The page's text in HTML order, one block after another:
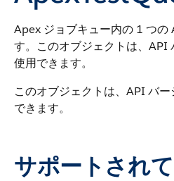
Apex ジョブキュー内の 1 つの
す。 このオブジェクトは、API
使用できます。
このオブジェクトは、API バ
できます。
サポートされ